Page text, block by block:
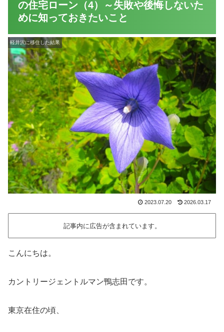
の住宅ローン（4）～失敗や後悔しないた
めに知っておきたいこと
軽井沢に移住した結果
2023.07.20 2026.03.17
記事内に広告が含まれています。
こんにちは。
カントリージェントルマン鴨志田です。
東京在住の頃、